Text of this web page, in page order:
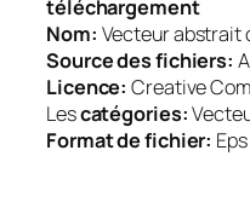
téléchargement
Nom: Vecteur abstrait
Source des fichiers:
Licence: Creative
Lescatégories:
Format de fichier: Eps